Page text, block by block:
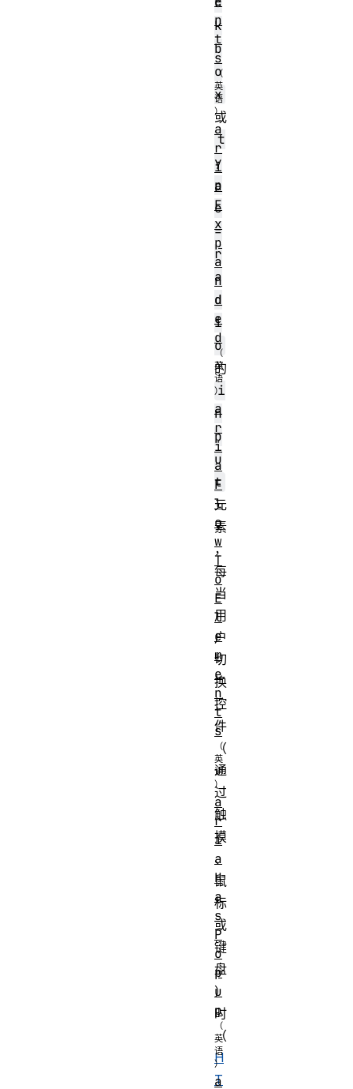
k
b
o
x
或
t
y
p
e
=
r
a
d
i
o
的
i
n
p
u
t
元
素
，
每
当
用
户
切
换
控
件
（
通
过
触
摸
、
鼠
标
或
键
盘
）
时
（
H
T
n
t
s
a
r
i
a
E
x
p
a
n
d
e
d
a
r
i
a
F
l
o
w
T
o
E
l
e
m
e
n
t
s
a
r
i
a
H
a
s
P
o
p
u
p
a